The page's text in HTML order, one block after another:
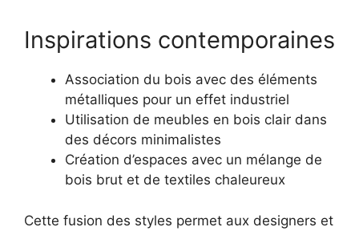
Inspirations contemporaines
Association du bois avec des éléments
métalliques pour un effet industriel
Utilisation de meubles en bois clair dans
des décors minimalistes
Création d’espaces avec un mélange de
bois brut et de textiles chaleureux
Cette fusion des styles permet aux designers et